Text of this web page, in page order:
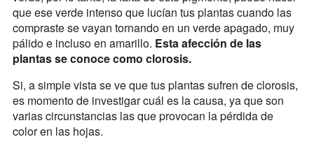
que ese verde intenso que lucían tus plantas cuando las
compraste se vayan tornando en un verde apagado, muy
pálido e incluso en amarillo. Esta afección de las
plantas se conoce como clorosis.
Si, a simple vista se ve que tus plantas sufren de clorosis,
es momento de investigar cuál es la causa, ya que son
varias circunstancias las que provocan la pérdida de
color en las hojas.